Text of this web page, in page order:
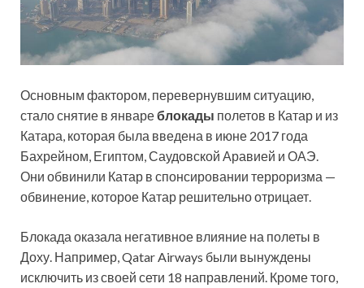
Основным фактором, перевернувшим ситуацию,
стало снятие в январеблокады полетов в Катар и из
Катара, которая была введена в июне 2017 года
Бахрейном, Египтом, Саудовской Аравией и ОАЭ.
Они обвинили Катар в спонсировании терроризма —
обвинение, которое Катар решительно отрицает.
Блокада оказала негативное влияние на полеты в
Доху. Например, Qatar Airways были вынуждены
исключить из своей сети 18 направлений. Кроме того,